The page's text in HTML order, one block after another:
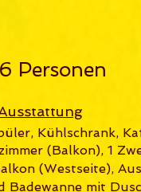
Personen
Kühlschrank,
(Balkon), 1
(Westseite),
Badewanne mit